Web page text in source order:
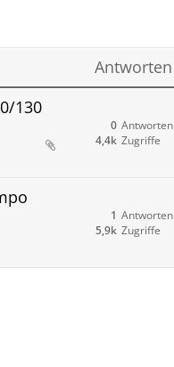
Antworten
130
Antworten
0
Zugriffe
4,4k
Antworten
1
Zugriffe
5,9k